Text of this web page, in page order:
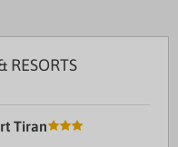
RESORTS
Tiran